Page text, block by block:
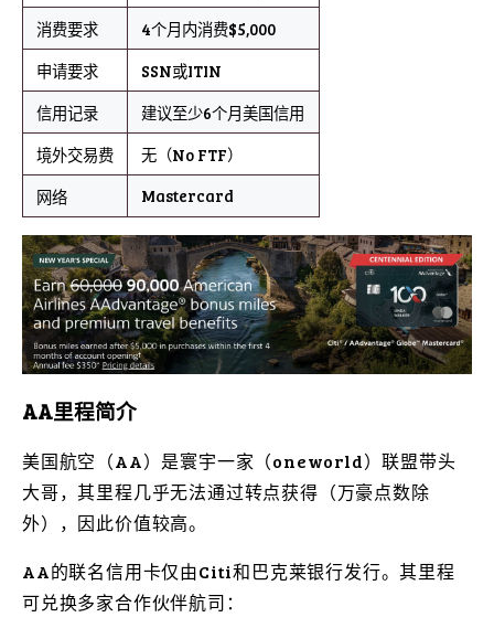
消费要求
4个月内消费$5,000
申请要求
SSN或ITIN
信用记录
建议至少6个月美国信用
境外交易费
无（No FTF）
网络
Mastercard
AA里程简介
美国航空（AA）是寰宇一家（oneworld）联盟带头
大哥，其里程几乎无法通过转点获得（万豪点数除
外），因此价值较高。
AA的联名信用卡仅由Citi和巴克莱银行发行。其里程
可兑换多家合作伙伴航司：